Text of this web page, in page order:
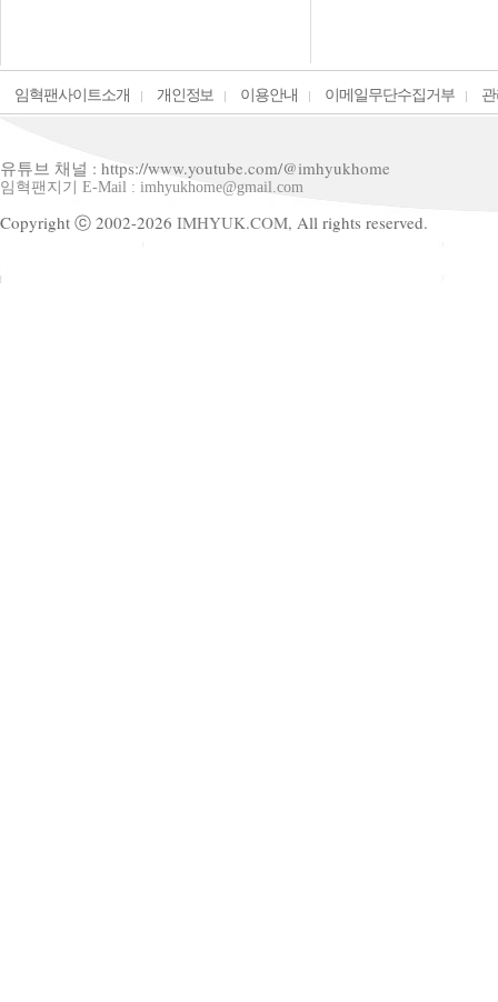
임혁팬사이트소개 개인정보 이용안내 이메일무단수집거부
유튜브 채널 : https://www.youtube.com/@imhyukhome
임혁팬지기 E-Mail : imhyukhome@gmail.com
Copyright ⓒ 2002-2026 IMHYUK.COM, All rights reserved.